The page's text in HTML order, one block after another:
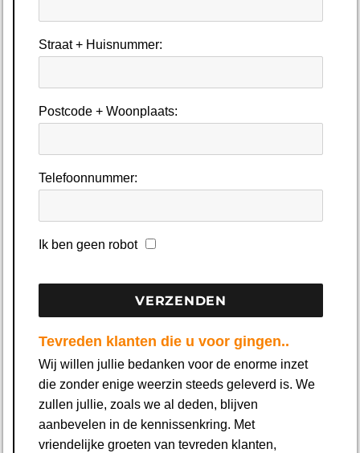
Straat + Huisnummer:
Postcode + Woonplaats:
Telefoonnummer:
Ik ben geen robot
Tevreden klanten die u voor gingen..
Wij willen jullie bedanken voor de enorme inzet
die zonder enige weerzin steeds geleverd is. We
zullen jullie, zoals we al deden, blijven
aanbevelen in de kennissenkring. Met
vriendelijke groeten van tevreden klanten,